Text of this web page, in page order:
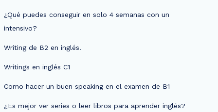
¿Qué puedes conseguir en solo 4 semanas con un
intensivo?
Writing de B2 en inglés.
Writings en inglés C1
Como hacer un buen speaking en el examen de B1
¿Es mejor ver series o leer libros para aprender inglés?